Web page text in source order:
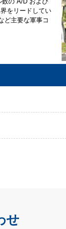
をリードしてい
ど主要な軍事コ
せ